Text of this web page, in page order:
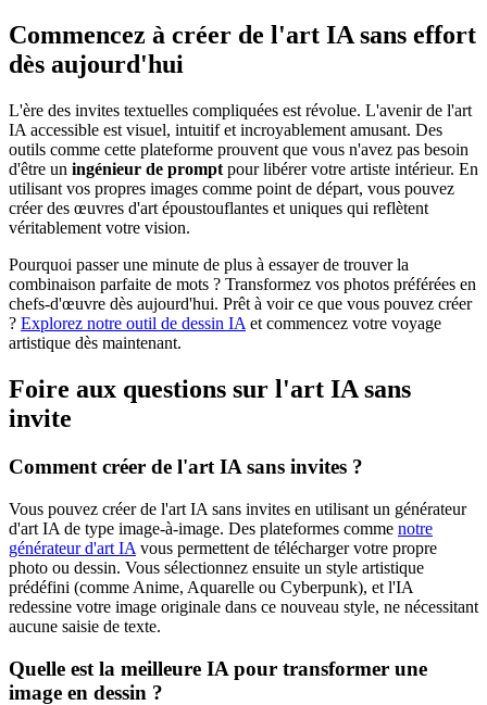
Commencez à créer de l'art IA sans effort
dès aujourd'hui
L'ère des invites textuelles compliquées est révolue. L'avenir de l'art
IA accessible est visuel, intuitif et incroyablement amusant. Des
outils comme cette plateforme prouvent que vous n'avez pas besoin
d'être un ingénieur de prompt pour libérer votre artiste intérieur. En
utilisant vos propres images comme point de départ, vous pouvez
créer des œuvres d'art époustouflantes et uniques qui reflètent
véritablement votre vision.
Pourquoi passer une minute de plus à essayer de trouver la
combinaison parfaite de mots ? Transformez vos photos préférées en
chefs-d'œuvre dès aujourd'hui. Prêt à voir ce que vous pouvez créer
? Explorez notre outil de dessin IA et commencez votre voyage
artistique dès maintenant.
Foire aux questions sur l'art IA sans
invite
Comment créer de l'art IA sans invites ?
Vous pouvez créer de l'art IA sans invites en utilisant un générateur
d'art IA de type image-à-image. Des plateformes comme notre
générateur d'art IA vous permettent de télécharger votre propre
photo ou dessin. Vous sélectionnez ensuite un style artistique
prédéfini (comme Anime, Aquarelle ou Cyberpunk), et l'IA
redessine votre image originale dans ce nouveau style, ne nécessitant
aucune saisie de texte.
Quelle est la meilleure IA pour transformer une
image en dessin ?